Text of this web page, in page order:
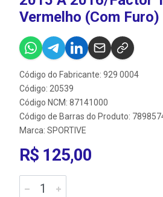
Vermelho (Com
Código do Fabricante: 929 0004
Código: 20539
Código NCM: 87141000
Código de Barras do Produto:
Marca: SPORTIVE
R$ 125,00